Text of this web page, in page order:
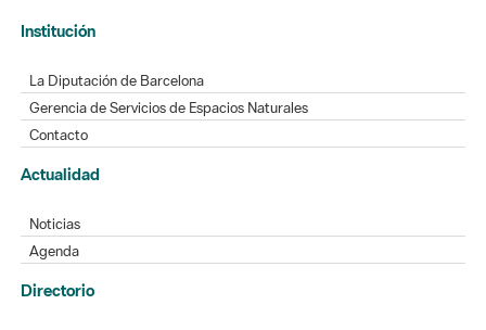
Institución
La Diputación de Barcelona
Gerencia de Servicios de Espacios Naturales
Contacto
Actualidad
Noticias
Agenda
Directorio